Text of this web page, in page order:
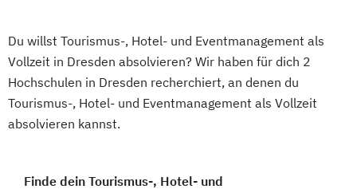
Du willst Tourismus-, Hotel- und Eventmanagement als
Vollzeit in Dresden absolvieren? Wir haben für dich 2
Hochschulen in Dresden recherchiert, an denen du
Tourismus-, Hotel- und Eventmanagement als Vollzeit
absolvieren kannst.
Finde dein Tourismus-, Hotel- und